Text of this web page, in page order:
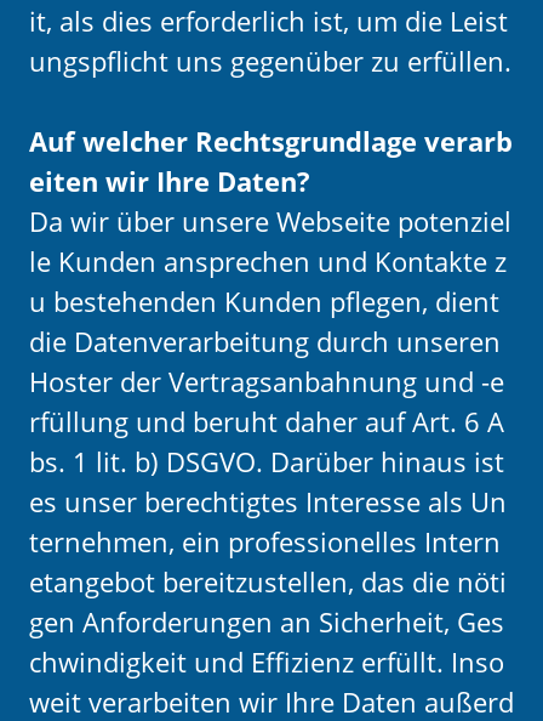
it, als dies erforderlich ist, um die Leist
ungspflicht uns gegenüber zu erfüllen.
Auf welcher Rechtsgrundlage verarb
eiten wir Ihre Daten?
Da wir über unsere Webseite potenziel
le Kunden ansprechen und Kontakte z
u bestehenden Kunden pflegen, dient
die Datenverarbeitung durch unseren
Hoster der Vertragsanbahnung und -e
rfüllung und beruht daher auf Art. 6 A
bs. 1 lit. b) DSGVO. Darüber hinaus ist
es unser berechtigtes Interesse als Un
ternehmen, ein professionelles Intern
etangebot bereitzustellen, das die nöti
gen Anforderungen an Sicherheit, Ges
chwindigkeit und Effizienz erfüllt. Inso
weit verarbeiten wir Ihre Daten außerd